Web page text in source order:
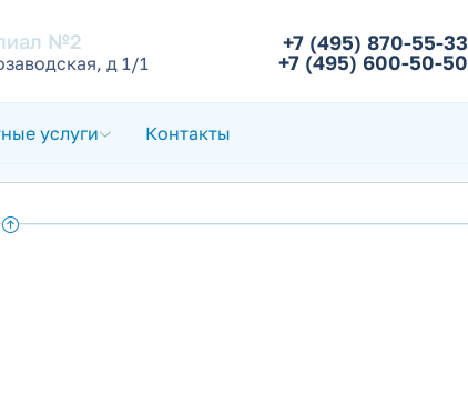
№2
д 1/1
+7 (495) 870-55-33
+7 (495) 600-50-50
услуги Контакты